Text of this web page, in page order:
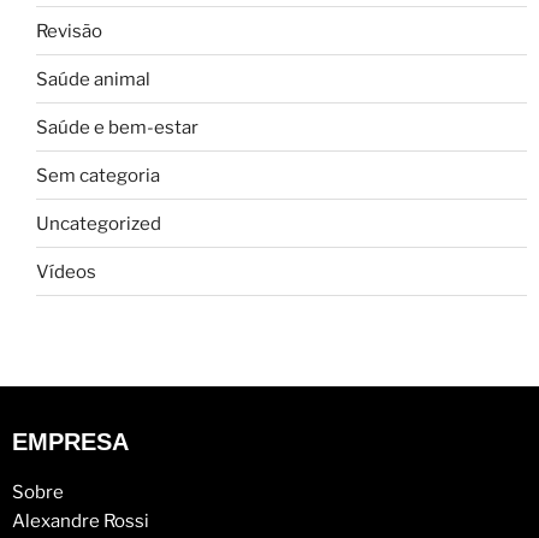
Revisão
Saúde animal
Saúde e bem-estar
Sem categoria
Uncategorized
Vídeos
EMPRESA
Sobre
Alexandre Rossi